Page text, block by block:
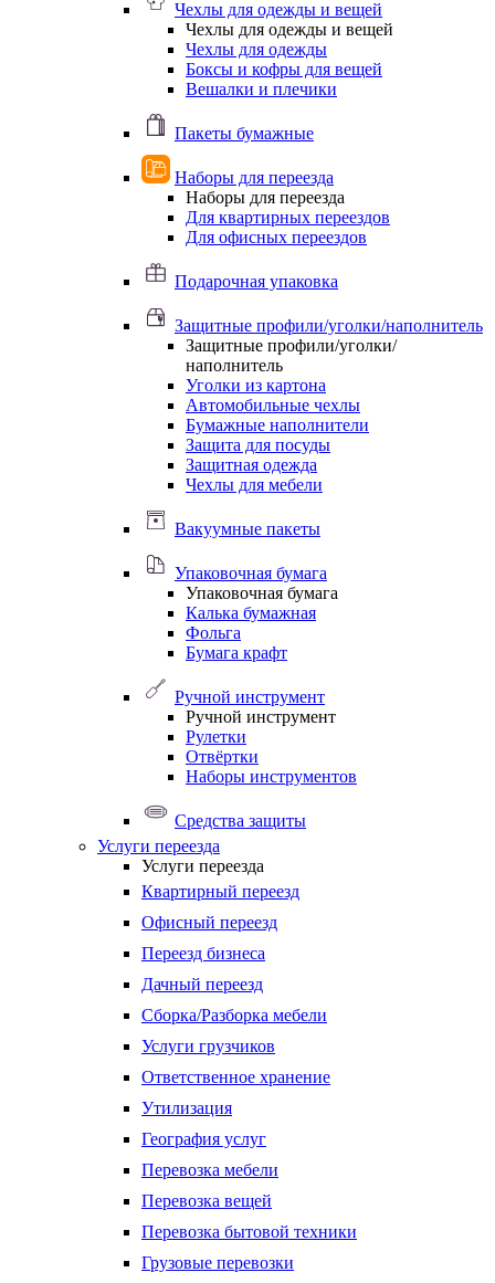
Чехлы для одежды и вещей
Чехлы для одежды и вещей
Чехлы для одежды
Боксы и кофры для вещей
Вешалки и плечики
Пакеты бумажные
Наборы для переезда
Наборы для переезда
Для квартирных переездов
Для офисных переездов
Подарочная упаковка
Защитные профили/уголки/наполнитель
Защитные профили/уголки/
наполнитель
Уголки из картона
Автомобильные чехлы
Бумажные наполнители
Защита для посуды
Защитная одежда
Чехлы для мебели
Вакуумные пакеты
Упаковочная бумага
Упаковочная бумага
Калька бумажная
Фольга
Бумага крафт
Ручной инструмент
Ручной инструмент
Рулетки
Отвёртки
Наборы инструментов
Средства защиты
Услуги переезда
Услуги переезда
Квартирный переезд
Офисный переезд
Переезд бизнеса
Дачный переезд
Сборка/Разборка мебели
Услуги грузчиков
Ответственное хранение
Утилизация
География услуг
Перевозка мебели
Перевозка вещей
Перевозка бытовой техники
Грузовые перевозки